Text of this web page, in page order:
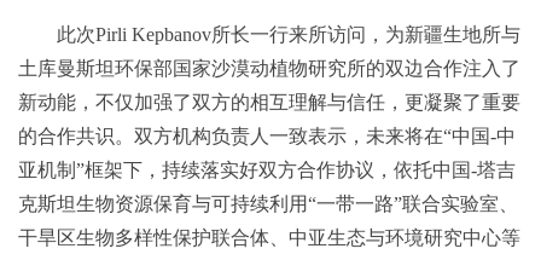
此次Pirli Kepbanov所长一行来所访问，为新疆生地所与
土库曼斯坦环保部国家沙漠动植物研究所的双边合作注入了
新动能，不仅加强了双方的相互理解与信任，更凝聚了重要
的合作共识。双方机构负责人一致表示，未来将在“中国-中
亚机制”框架下，持续落实好双方合作协议，依托中国-塔吉
克斯坦生物资源保育与可持续利用“一带一路”联合实验室、
干旱区生物多样性保护联合体、中亚生态与环境研究中心等